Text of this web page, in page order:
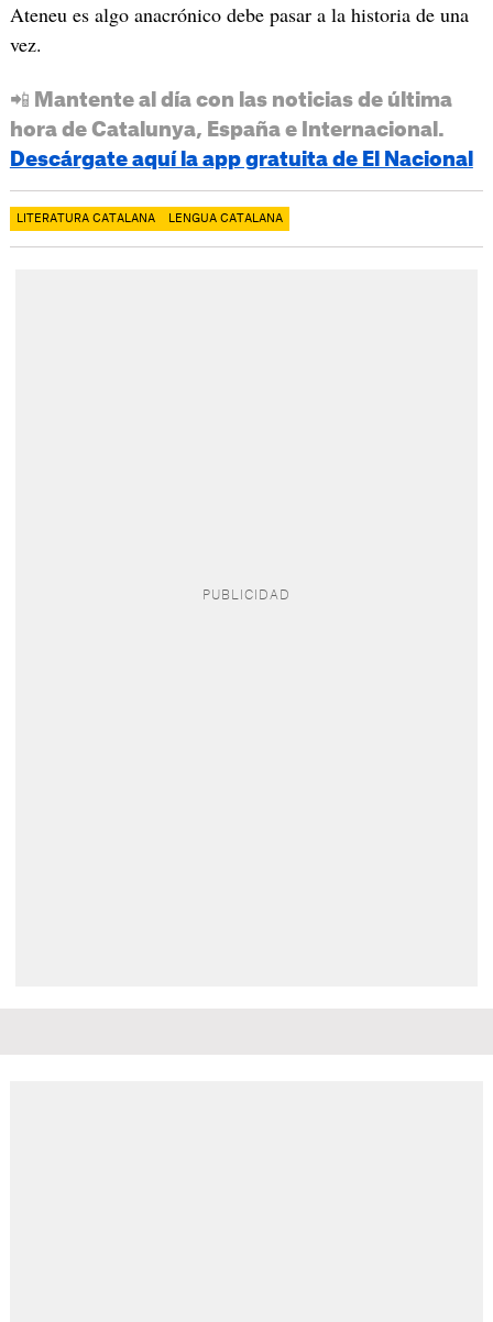
Ateneu es algo anacrónico debe pasar a la historia de una
vez.
📲 Mantente al día con las noticias de última
hora de Catalunya, España e Internacional.
Descárgate aquí la app gratuita de El Nacional
LITERATURA CATALANA LENGUA CATALANA